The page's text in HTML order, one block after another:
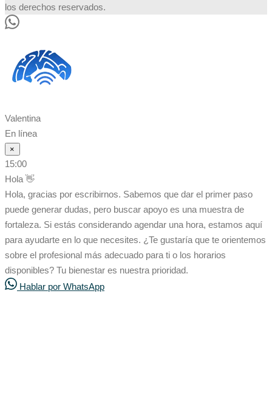
los derechos reservados.
Valentina
En línea
×
15:00
Hola 👋
Hola, gracias por escribirnos. Sabemos que dar el primer paso
puede generar dudas, pero buscar apoyo es una muestra de
fortaleza. Si estás considerando agendar una hora, estamos aquí
para ayudarte en lo que necesites. ¿Te gustaría que te orientemos
sobre el profesional más adecuado para ti o los horarios
disponibles? Tu bienestar es nuestra prioridad.
Hablar por WhatsApp